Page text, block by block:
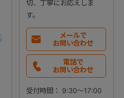
切、丁寧にお応えしま
す。
メールで
お問い合わせ
電話で
お問い合わせ
受付時間： 9:30～17:00